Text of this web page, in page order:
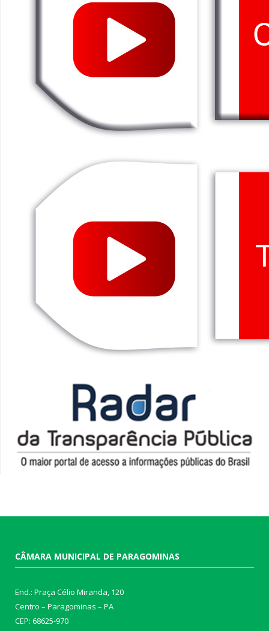
CÂMARA MUNICIPAL DE PARAGOMINAS
End.: Praça Célio Miranda, 120
Centro – Paragominas – PA
CEP: 68625-970